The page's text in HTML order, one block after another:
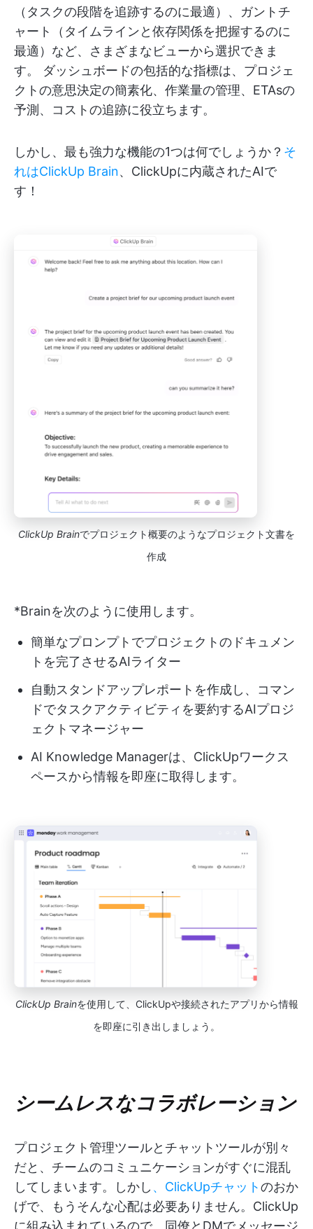
（タスクの段階を追跡するのに最適）、ガントチ
ャート（タイムラインと依存関係を把握するのに
最適）など、さまざまなビューから選択できま
す。 ダッシュボードの包括的な指標は、プロジェ
クトの意思決定の簡素化、作業量の管理、ETAsの
予測、コストの追跡に役立ちます。
しかし、最も強力な機能の1つは何でしょうか？ そ
れはClickUp Brain、ClickUpに内蔵されたAIで
す！
ClickUp Brainでプロジェクト概要のようなプロジェクト文書を
作成
*Brainを次のように使用します。
簡単なプロンプトでプロジェクトのドキュメン
トを完了させるAIライター
自動スタンドアップレポートを作成し、コマン
ドでタスクアクティビティを要約するAIプロジ
ェクトマネージャー
AI Knowledge Managerは、ClickUpワークス
ペースから情報を即座に取得します。
ClickUp Brainを使用して、ClickUpや接続されたアプリから情報
を即座に引き出しましょう。
シームレスなコラボレーション
プロジェクト管理ツールとチャットツールが別々
だと、チームのコミュニケーションがすぐに混乱
してしまいます。しかし 、ClickUpチャットのおか
げで、もうそんな心配は必要ありません。ClickUp